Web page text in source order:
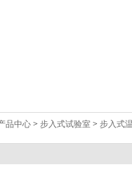
品中心 > 步入式试验室 > 步入式